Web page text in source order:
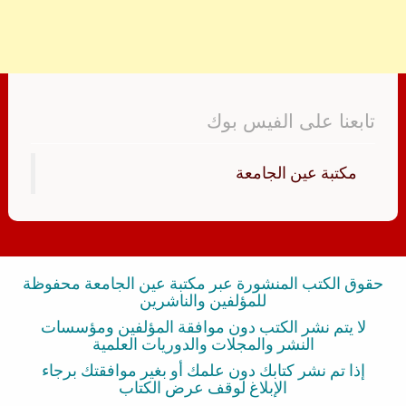
تابعنا على الفيس بوك
‏مكتبة عين الجامعة‏
حقوق الكتب المنشورة عبر مكتبة عين الجامعة محفوظة
للمؤلفين والناشرين
لا يتم نشر الكتب دون موافقة المؤلفين ومؤسسات
النشر والمجلات والدوريات العلمية
إذا تم نشر كتابك دون علمك أو بغير موافقتك برجاء
الإبلاغ لوقف عرض الكتاب